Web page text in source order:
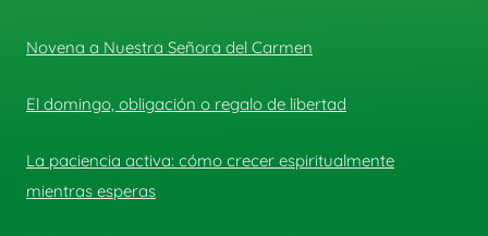
Novena a Nuestra Señora del Carmen
El domingo, obligación o regalo de libertad
La paciencia activa: cómo crecer espiritualmente
mientras esperas